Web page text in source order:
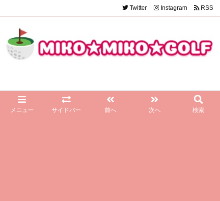
メニュー サイドバー 前へ 次へ 検索
Twitter Instagram RSS